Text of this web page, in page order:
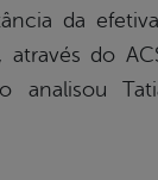
da
através do
analisou